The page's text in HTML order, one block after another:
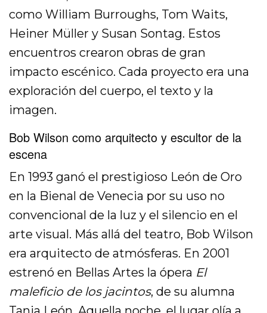
como William Burroughs, Tom Waits,
Heiner Müller y Susan Sontag. Estos
encuentros crearon obras de gran
impacto escénico. Cada proyecto era una
exploración del cuerpo, el texto y la
imagen.
Bob Wilson como arquitecto y escultor de la
escena
En 1993 ganó el prestigioso León de Oro
en la Bienal de Venecia por su uso no
convencional de la luz y el silencio en el
arte visual. Más allá del teatro, Bob Wilson
era arquitecto de atmósferas. En 2001
estrenó en Bellas Artes la ópera El
maleficio de los jacintos, de su alumna